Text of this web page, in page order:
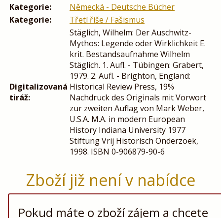
Kategorie:
Německá - Deutsche Bücher
Kategorie:
Třetí říše / Fašismus
Digitalizovaná
tiráž:
Stäglich, Wilhelm: Der Auschwitz-
Mythos: Legende oder Wirklichkeit E.
krit. Bestandsaufnahme Wilhelm
Stäglich. 1. Aufl. - Tübingen: Grabert,
1979. 2. Aufl. - Brighton, England:
Historical Review Press, 19%
Nachdruck des Originals mit Vorwort
zur zweiten Auflag von Mark Weber,
U.S.A. M.A. in modern European
History Indiana University 1977
Stiftung Vrij Historisch Onderzoek,
1998. ISBN 0-906879-90-6
Zboží již není v nabídce
Pokud máte o zboží zájem a chcete